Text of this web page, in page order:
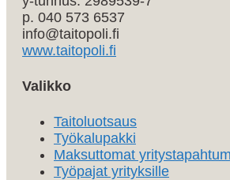
p. 040 573 6537
info@taitopoli.fi
www.taitopoli.fi
Valikko
Taitoluotsaus
Työkalupakki
Maksuttomat
Työpajat yrityksille